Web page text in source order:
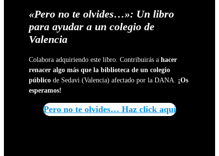
«Pero no te olvides…»: Un libro
para ayudar a un colegio de
Valencia
Colabora adquiriendo este libro. Contribuirás ahacer
renacer algo más que la biblioteca de un colegio
público de Sedavi (Valencia) afectado por la DANA. ¡Os
esperamos!
Pero no te olvides… Haz click aquí